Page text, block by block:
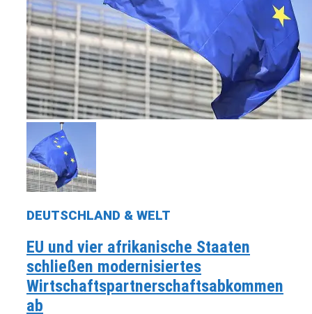
DEUTSCHLAND & WELT
EU und vier afrikanische Staaten
schließen modernisiertes
Wirtschaftspartnerschaftsabkommen
ab